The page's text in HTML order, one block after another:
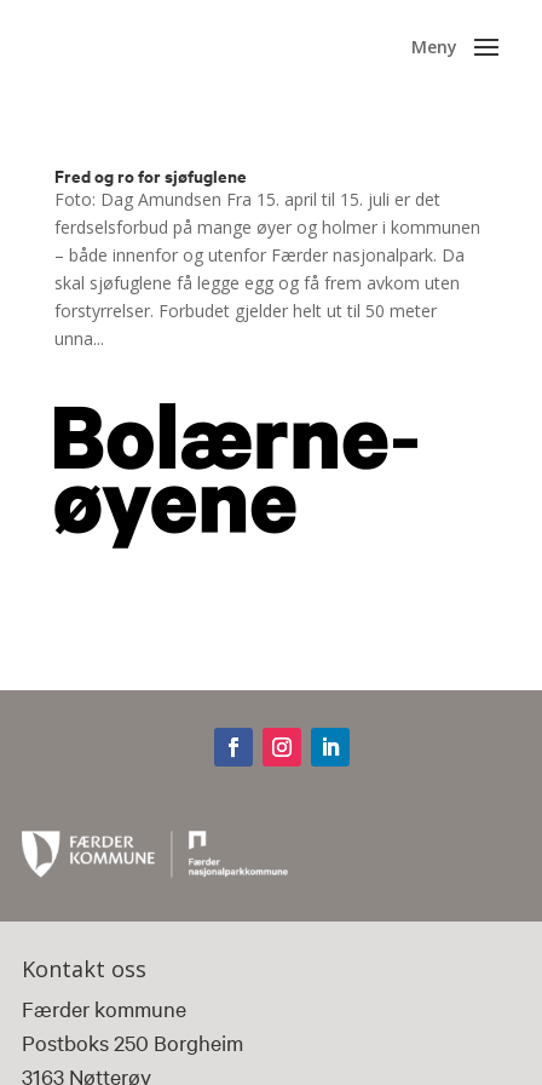
Fred og ro for sjøfuglene
Foto: Dag Amundsen Fra 15. april til 15. juli er det
ferdselsforbud på mange øyer og holmer i kommunen
– både innenfor og utenfor Færder nasjonalpark. Da
skal sjøfuglene få legge egg og få frem avkom uten
forstyrrelser. Forbudet gjelder helt ut til 50 meter
unna...
Kontakt oss
Færder kommune
Postboks 250 Borgheim
3163 Nøtterøy